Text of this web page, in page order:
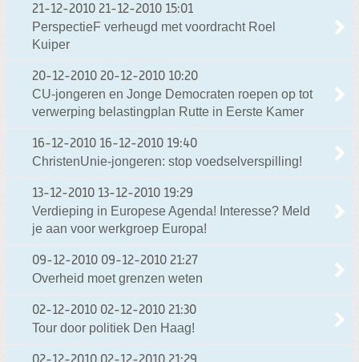
21-12-2010 21-12-2010 15:01
PerspectieF verheugd met voordracht Roel
Kuiper
20-12-2010 20-12-2010 10:20
CU-jongeren en Jonge Democraten roepen op tot
verwerping belastingplan Rutte in Eerste Kamer
16-12-2010 16-12-2010 19:40
ChristenUnie-jongeren: stop voedselverspilling!
13-12-2010 13-12-2010 19:29
Verdieping in Europese Agenda! Interesse? Meld
je aan voor werkgroep Europa!
09-12-2010 09-12-2010 21:27
Overheid moet grenzen weten
02-12-2010 02-12-2010 21:30
Tour door politiek Den Haag!